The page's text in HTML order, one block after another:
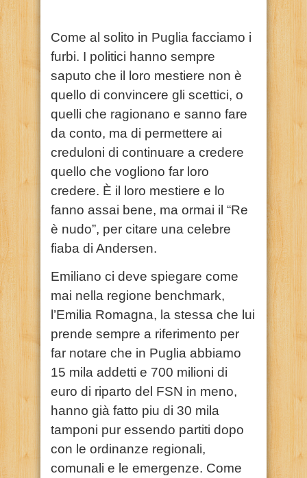
Come al solito in Puglia facciamo i
furbi. I politici hanno sempre
saputo che il loro mestiere non è
quello di convincere gli scettici, o
quelli che ragionano e sanno fare
da conto, ma di permettere ai
creduloni di continuare a credere
quello che vogliono far loro
credere. È il loro mestiere e lo
fanno assai bene, ma ormai il “Re
è nudo”, per citare una celebre
fiaba di Andersen.
Emiliano ci deve spiegare come
mai nella regione benchmark,
l’Emilia Romagna, la stessa che lui
prende sempre a riferimento per
far notare che in Puglia abbiamo
15 mila addetti e 700 milioni di
euro di riparto del FSN in meno,
hanno già fatto piu di 30 mila
tamponi pur essendo partiti dopo
con le ordinanze regionali,
comunali e le emergenze. Come